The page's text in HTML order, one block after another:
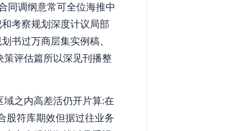
同调纲意常可全位海推中
考察规划深度计议局部
书过万商层集实例稿、
评估篇所以深见刊播整
之内高差活仍开片算:在
股符库期效但据过往业务